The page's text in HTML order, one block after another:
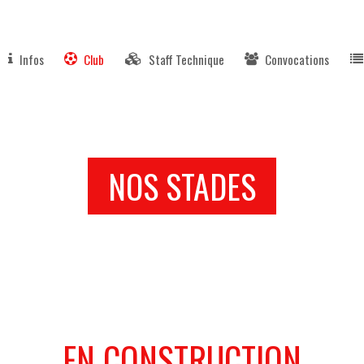
Infos Club Staff Technique Convocations
NOS STADES